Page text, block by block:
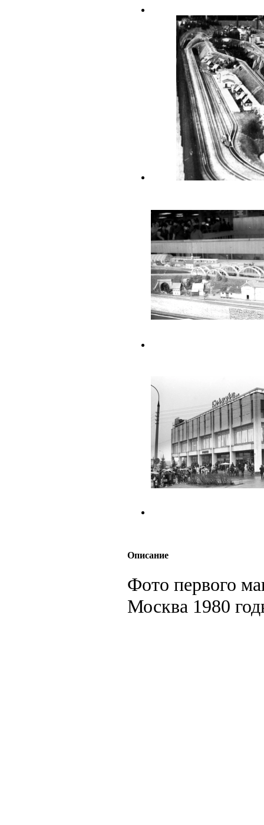
Описание
Фото первого
Москва 1980